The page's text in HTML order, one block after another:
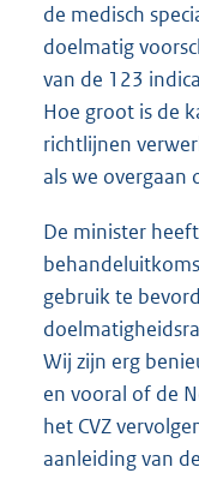
de medisch
doelmatig
van de 123
Hoe groot is de
richtlijnen
als we overgaan
De minister
gebruik te
Wij zijn erg
en vooral of de
het CVZ
aanleiding van